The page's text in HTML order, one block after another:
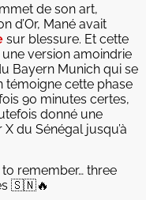
de son art,
d’Or, Mané avait
sur blessure. Et cette
une version amoindrie
Bayern Munich qui se
témoigne cette phase
90 minutes certes,
donné une
du Sénégal jusqu’à
remember… three
🇸🇳🔥